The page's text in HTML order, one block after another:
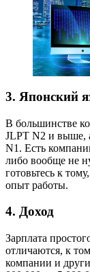
3. Японский
В большинстве
JLPT N2 и выше,
N1. Есть
либо вообще не
готовьтесь к
опыт работы.
4. Доход
Зарплата
отличаются, к
компании и